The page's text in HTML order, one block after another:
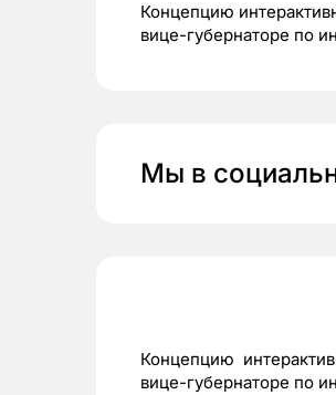
Концепцию
вице-губернаторе по
Мы в
Концепцию
вице-губернаторе по